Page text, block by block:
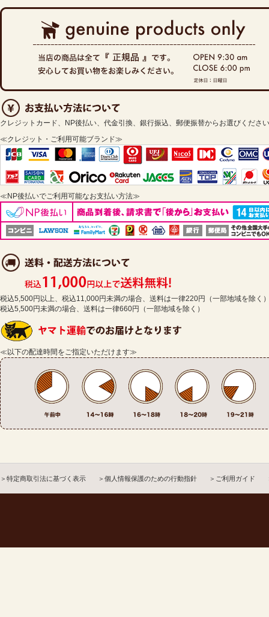
クレジットカード、NP後払い、代金引換、銀行振込、郵便振替からお選びくださ
≪クレジット・ご利用可能ブランド≫
≪NP後払いでご利用可能なお支払い方法≫
税込5,500円以上、税込11,000円未満の場合、送料は一律220円（一部地域を除く
税込5,500円未満の場合、送料は一律660円（一部地域を除く）
≪以下の配達時間をご指定いただけます≫
＞特定商取引法に基づく表示 ＞個人情報保護のための行動指針 ＞ご利用ガイド